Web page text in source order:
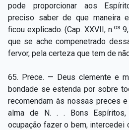
Capítulo XXI — Haverá falsos
profetas
Capítulo XXII — Não separareis
Capítulo XXIV — Não ponhais a
alqueire
Capítulo XXV — Buscai e achareis
pode proporcionar aos
preciso saber de que maneira
ficou explicado. (Cap. XXVII, n.os
que se ache compenetrado
fervor, pela certeza que tem de
65. Prece. — Deus clemente e
bondade se estenda por sobre
recomendam às nossas preces
alma de N. . . Bons
ocupação fazer o bem, intercedei